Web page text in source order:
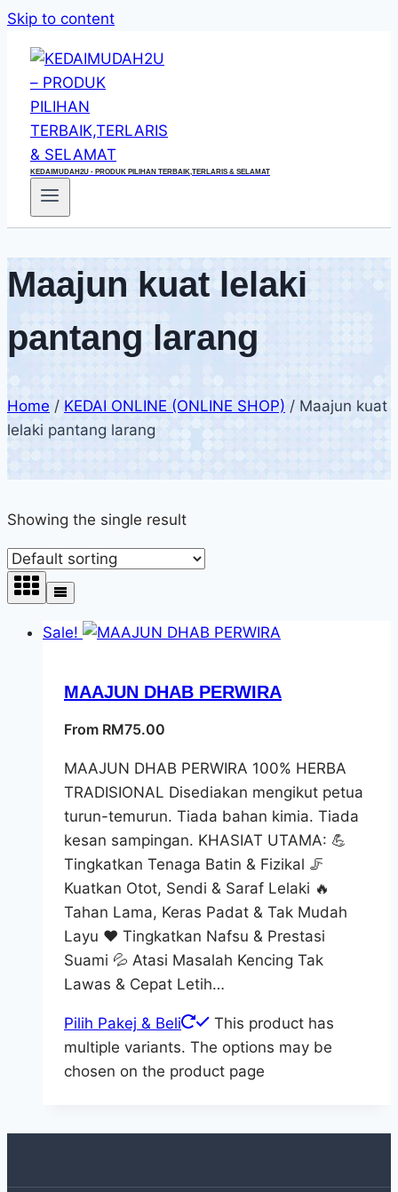
Skip to content
KEDAIMUDAH2U - PRODUK PILIHAN TERBAIK,TERLARIS & SELAMAT
Maajun kuat lelaki
pantang larang
Home / KEDAI ONLINE (ONLINE SHOP) / Maajun kuat
lelaki pantang larang
Showing the single result
Sale!
MAAJUN DHAB PERWIRA
From RM75.00
MAAJUN DHAB PERWIRA 100% HERBA
TRADISIONAL Disediakan mengikut petua
turun-temurun. Tiada bahan kimia. Tiada
kesan sampingan. KHASIAT UTAMA: 💪
Tingkatkan Tenaga Batin & Fizikal 🦵
Kuatkan Otot, Sendi & Saraf Lelaki 🔥
Tahan Lama, Keras Padat & Tak Mudah
Layu ❤️ Tingkatkan Nafsu & Prestasi
Suami 💦 Atasi Masalah Kencing Tak
Lawas & Cepat Letih…
Pilih Pakej & Beli
This product has
multiple variants. The options may be
chosen on the product page